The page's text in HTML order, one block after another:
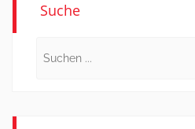
Suche